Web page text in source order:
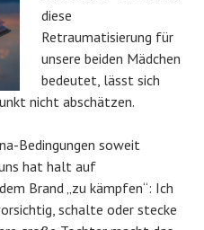
diese
Retraumatisierung für
unsere beiden Mädchen
bedeutet, lässt sich
nicht abschätzen.
Bedingungen soweit
hat halt auf
Brand „zu kämpfen“: Ich
schalte oder stecke